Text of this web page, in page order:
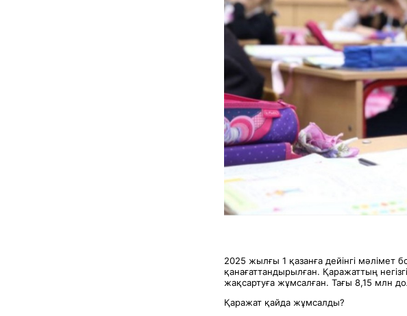
2025 жылғы 1 қазанға дейінгі мәлімет
қанағаттандырылған. Қаражаттың
жақсартуға жұмсалған. Тағы 8,15 млн
Қаражат қайда жұмсалды?